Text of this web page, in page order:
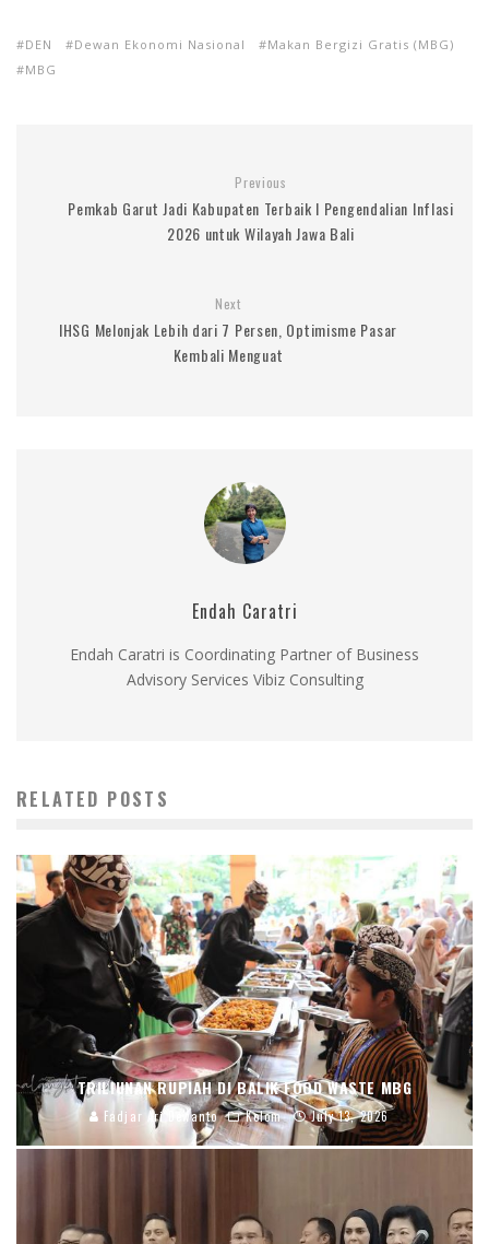
DEN Dewan Ekonomi Nasional
Makan Bergizi Gratis (MBG)
MBG
Previous
Pemkab Garut Jadi Kabupaten Terbaik I Pengendalian Inflasi
2026 untuk Wilayah Jawa Bali
Next
IHSG Melonjak Lebih dari 7 Persen, Optimisme Pasar
Kembali Menguat
Endah Caratri
Endah Caratri is Coordinating Partner of Business
Advisory Services Vibiz Consulting
RELATED POSTS
TRILIUNAN RUPIAH DI BALIK FOOD WASTE MBG
Fadjar Ari Dewanto Kolom July 13, 2026